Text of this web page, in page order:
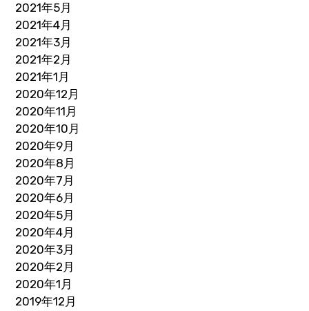
2021年5月
2021年4月
2021年3月
2021年2月
2021年1月
2020年12月
2020年11月
2020年10月
2020年9月
2020年8月
2020年7月
2020年6月
2020年5月
2020年4月
2020年3月
2020年2月
2020年1月
2019年12月